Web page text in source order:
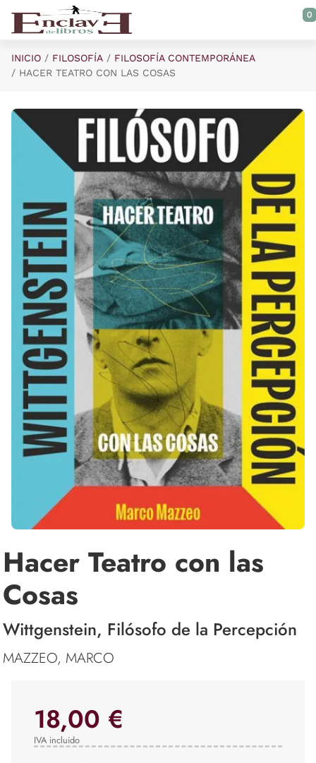
Saltar al contenido principal
0
INICIO FILOSOFÍA
FILOSOFÍA CONTEMPORÁNEA
HACER TEATRO CON LAS COSAS
Hacer Teatro con las
Cosas
Wittgenstein, Filósofo de la Percepción
MAZZEO, MARCO
18,00 €
IVA incluido